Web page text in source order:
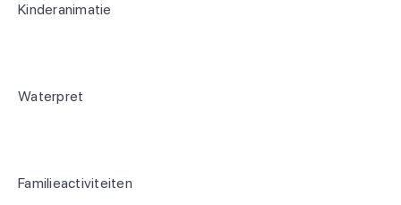
Kinderanimatie
Waterpret
Familieactiviteiten